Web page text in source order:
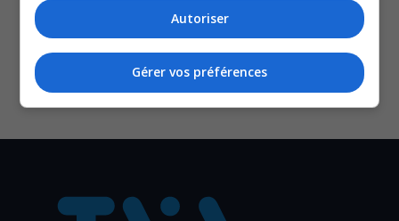
SOUTENIR NOS MÉDIAS, C’EST PROTÉGER NOTRE
CULTURE ET NOTRE ÉCONOMIE
Autoriser
Gérer vos préférences